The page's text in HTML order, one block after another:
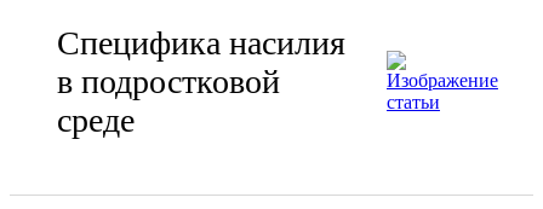
Специфика насилия
в подростковой
среде